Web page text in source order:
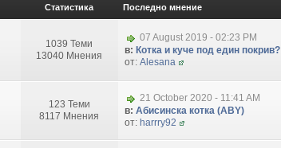
Статистика Последно мнение
1039 Теми
13040 Мнения
07 August 2019 - 02:23 PM
в: Котка и куче под един покрив?
от: Alesana
123 Теми
8117 Мнения
21 October 2020 - 11:41 AM
в: Абисинска котка (ABY)
от: harrry92